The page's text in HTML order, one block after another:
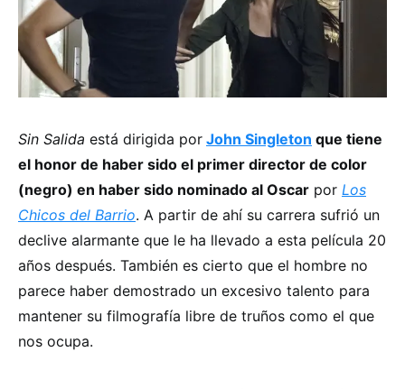
Sin Salida está dirigida por John Singleton que tiene
el honor de haber sido el primer director de color
(negro) en haber sido nominado al Oscar por Los
Chicos del Barrio. A partir de ahí su carrera sufrió un
declive alarmante que le ha llevado a esta película 20
años después. También es cierto que el hombre no
parece haber demostrado un excesivo talento para
mantener su filmografía libre de truños como el que
nos ocupa.